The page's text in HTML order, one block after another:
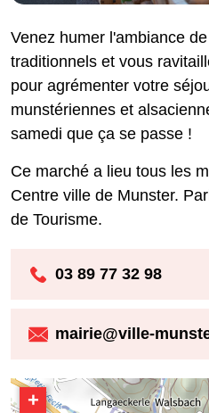
Venez humer l'ambiance
traditionnels et vous
pour agrémenter votre
munstériennes et
samedi que ça se passe !
Ce marché a lieu tous les
Centre ville de Munster.
de Tourisme.
03 89 77 32 98
mairie@ville-
+